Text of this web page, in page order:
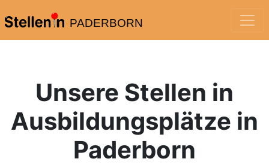
PADERBORN
Unsere Stellen in
Ausbildungsplätze in
Paderborn